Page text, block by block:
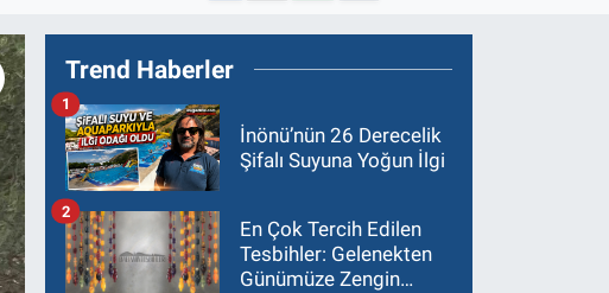
Trend Haberler
İnönü’nün 26 Derecelik
Şifalı Suyuna Yoğun İlgi
1
En Çok Tercih Edilen
Tesbihler: Gelenekten
Günümüze Zengin
2